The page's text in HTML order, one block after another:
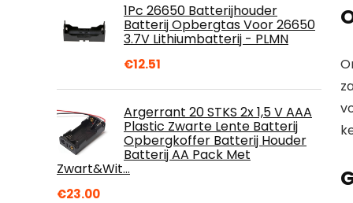
1Pc 26650 Batterijhouder
Batterij Opbergtas Voor 26650
3.7V Lithiumbatterij - PLMN
€12.51
Argerrant 20 STKS 2x 1,5 V AAA
Plastic Zwarte Lente Batterij
Opbergkoffer Batterij Houder
Batterij AA Pack Met
Zwart&Wit…
€23.00